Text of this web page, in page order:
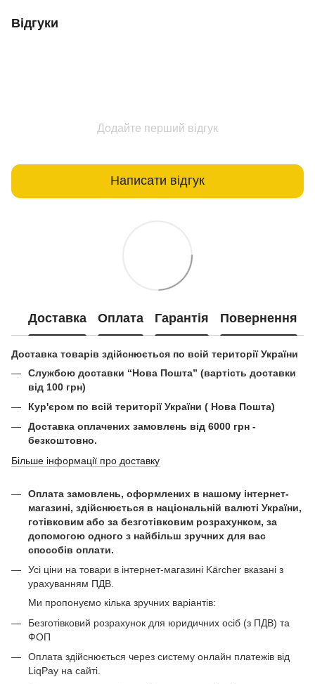
Відгуки
Додайте перший відгук
Написати відгук
Доставка Оплата Гарантія Повернення
Доставка товарів здійснюється по всій території України
Службою доставки “Нова Пошта” (вартість доставки
від 100 грн)
Кур'єром по всій території України ( Нова Пошта)
Доставка оплачених замовлень від 6000 грн -
безкоштовно.
Більше інформації про доставку
Оплата замовлень, оформлених в нашому інтернет-
магазині, здійснюється в національній валюті України,
готівковим або за безготівковим розрахунком, за
допомогою одного з найбільш зручних для вас
способів оплати.
Усі ціни на товари в інтернет-магазині Kärcher вказані з
урахуванням ПДВ.
Ми пропонуємо кілька зручних варіантів:
Безготівковий розрахунок для юридичних осіб (з ПДВ) та
ФОП
Оплата здійснюється через систему онлайн платежів від
LiqPay на сайті.